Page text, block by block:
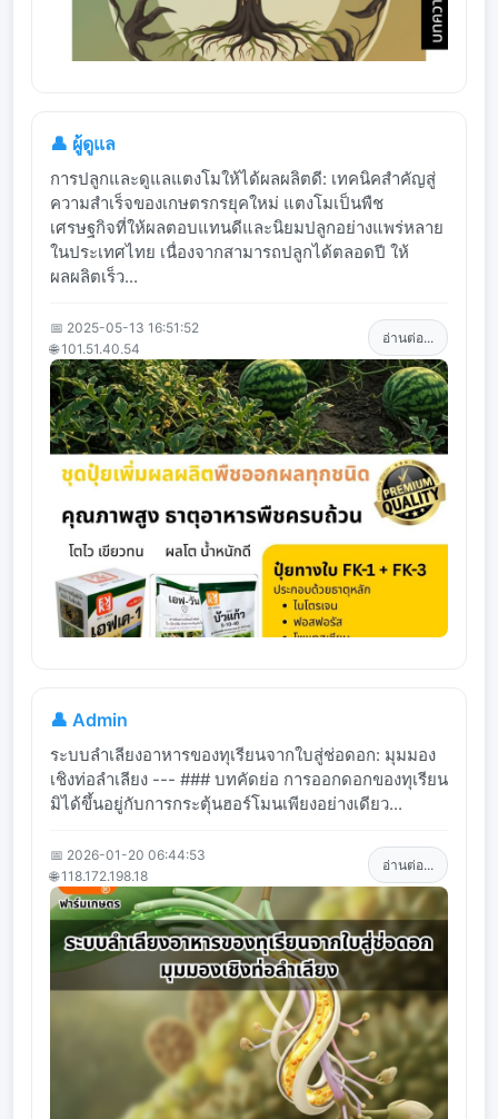
👤 ผู้ดูแล
การปลูกและดูแลแตงโมให้ได้ผลผลิตดี: เทคนิคสำคัญสู่
ความสำเร็จของเกษตรกรยุคใหม่ แตงโมเป็นพืช
เศรษฐกิจที่ให้ผลตอบแทนดีและนิยมปลูกอย่างแพร่หลาย
ในประเทศไทย เนื่องจากสามารถปลูกได้ตลอดปี ให้
ผลผลิตเร็ว...
📅 2025-05-13 16:51:52
🌐 101.51.40.54
อ่านต่อ...
👤 Admin
ระบบลำเลียงอาหารของทุเรียนจากใบสู่ช่อดอก: มุมมอง
เชิงท่อลำเลียง --- ### บทคัดย่อ การออกดอกของทุเรียน
มิได้ขึ้นอยู่กับการกระตุ้นฮอร์โมนเพียงอย่างเดียว...
📅 2026-01-20 06:44:53
🌐 118.172.198.18
อ่านต่อ...